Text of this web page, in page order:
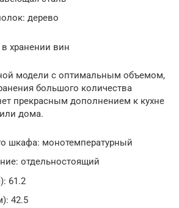
дерево
хранении вин
модели с оптимальным объемом,
большого количества
прекрасным дополнением к кухне
дома.
шкафа: монотемпературный
отдельностоящий
61.2
42.5